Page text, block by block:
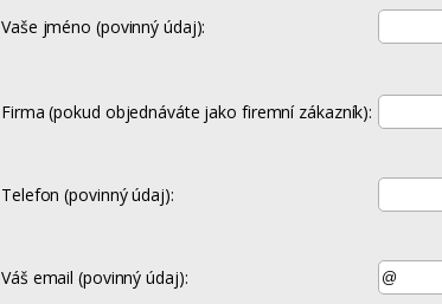
Vaše jméno (povinný údaj):
Firma (pokud objednáváte jako firemní zákazník):
Telefon (povinný údaj):
Váš email (povinný údaj):